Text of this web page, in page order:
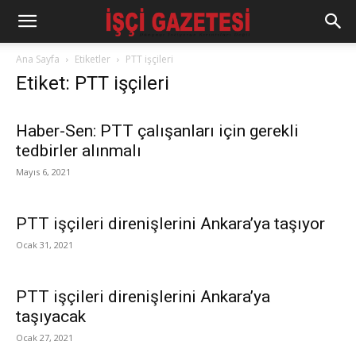
Ana Sayfa Etiketler PTT işçileri
Etiket: PTT işçileri
Haber-Sen: PTT çalışanları için gerekli
tedbirler alınmalı
Mayıs 6, 2021
PTT işçileri direnişlerini Ankara’ya taşıyor
Ocak 31, 2021
PTT işçileri direnişlerini Ankara’ya
taşıyacak
Ocak 27, 2021